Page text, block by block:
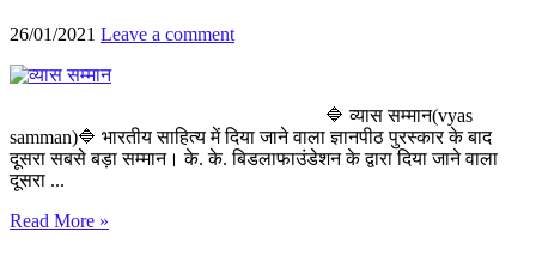
26/01/2021 Leave a comment
🔷 व्यास सम्मान(vyas
samman)🔷 भारतीय साहित्य में दिया जाने वाला ज्ञानपीठ पुरस्कार के बाद
दूसरा सबसे बड़ा सम्मान। के. के. बिडलाफाउंडेशन के द्वारा दिया जाने वाला
दूसरा ...
Read More »